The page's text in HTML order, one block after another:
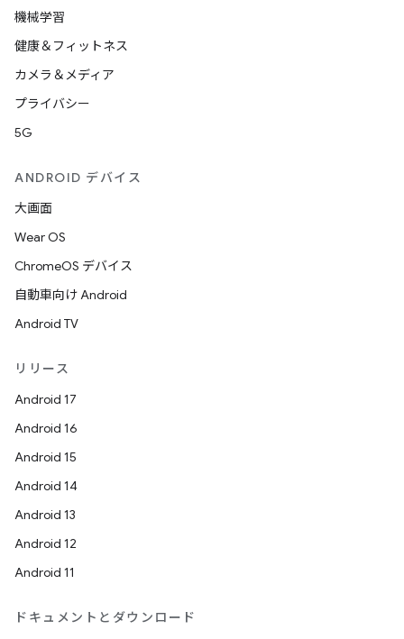
機械学習
健康＆フィットネス
カメラ＆メディア
プライバシー
5G
ANDROID デバイス
大画面
Wear OS
ChromeOS デバイス
自動車向け Android
Android TV
リリース
Android 17
Android 16
Android 15
Android 14
Android 13
Android 12
Android 11
ドキュメントとダウンロード